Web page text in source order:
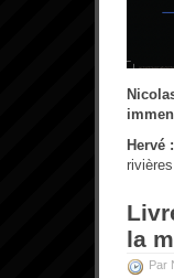
Hervé :
la
Par